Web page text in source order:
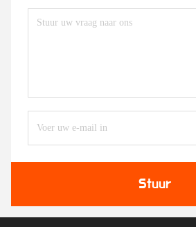
Stuur